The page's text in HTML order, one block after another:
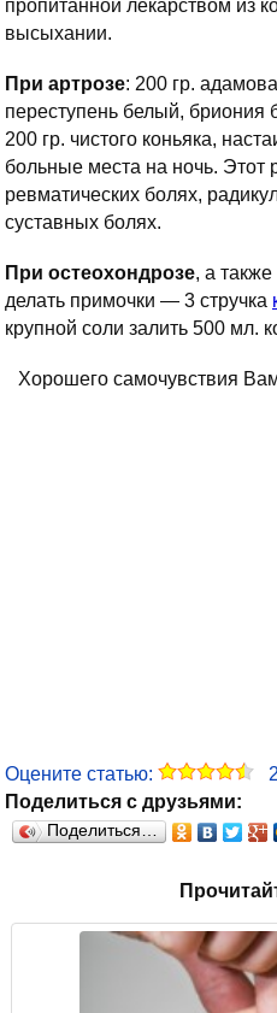
пропитанной лекарством из
высыхании.
При артрозе: 200 гр.
переступень белый, бриония
200 гр. чистого коньяка,
больные места на ночь. Этот
ревматических болях,
суставных болях.
При остеохондрозе, а
делать примочки — 3 стручка
крупной соли залить 500 мл.
Хорошего самочувствия
Оцените статью:
Поделиться с друзьями:
Поделиться…